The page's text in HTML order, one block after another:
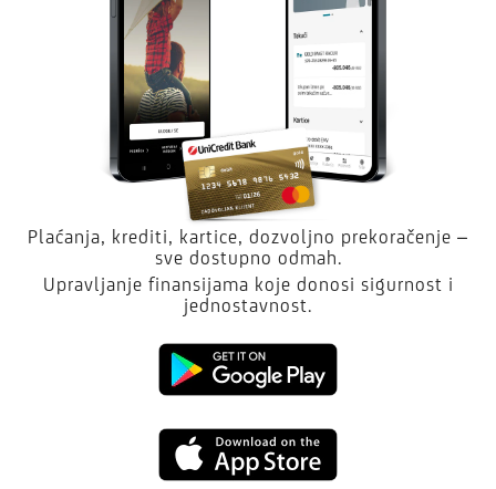
Plaćanja, krediti, kartice, dozvoljno prekoračenje –
sve dostupno odmah.
Upravljanje finansijama koje donosi sigurnost i
jednostavnost.
Kliknite
da
preuzmete
Kliknite